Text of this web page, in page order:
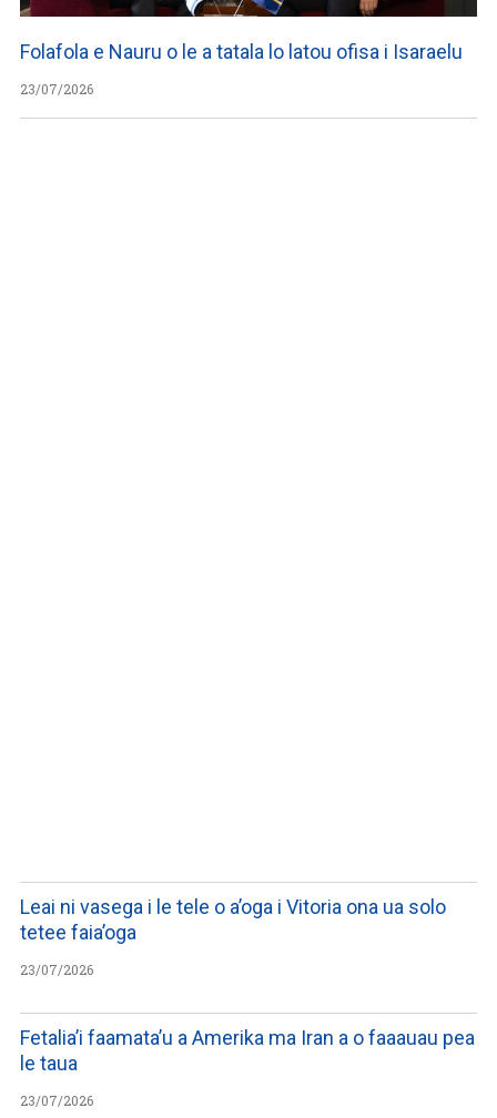
Folafola e Nauru o le a tatala lo latou ofisa i Isaraelu
23/07/2026
Leai ni vasega i le tele o a’oga i Vitoria ona ua solo
tetee faia’oga
23/07/2026
Fetalia’i faamata’u a Amerika ma Iran a o faaauau pea
le taua
23/07/2026